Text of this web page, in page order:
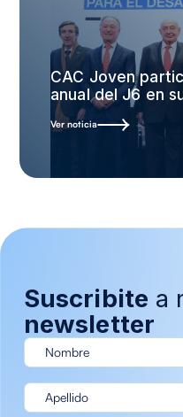
CAC Joven
anual del J6 en
Ver noticia
Suscribite a
newsletter